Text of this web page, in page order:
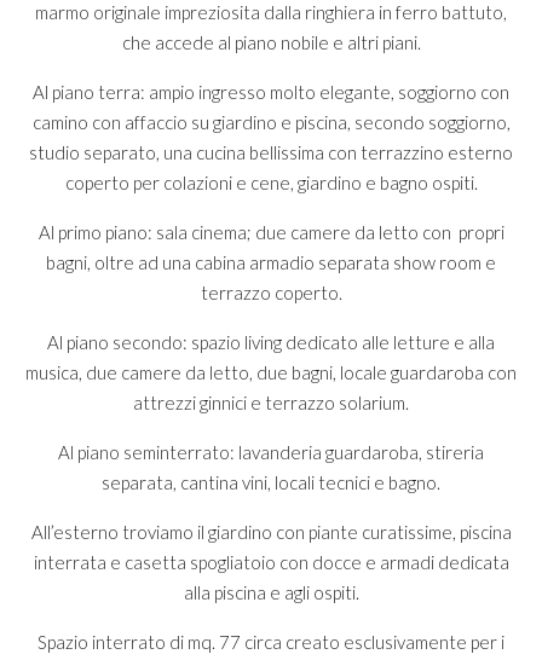
marmo originale impreziosita dalla ringhiera in ferro battuto,
che accede al piano nobile e altri piani.
Al piano terra: ampio ingresso molto elegante, soggiorno con
camino con affaccio su giardino e piscina, secondo soggiorno,
studio separato, una cucina bellissima con terrazzino esterno
coperto per colazioni e cene, giardino e bagno ospiti.
Al primo piano: sala cinema; due camere da letto con propri
bagni, oltre ad una cabina armadio separata show room e
terrazzo coperto.
Al piano secondo: spazio living dedicato alle letture e alla
musica, due camere da letto, due bagni, locale guardaroba con
attrezzi ginnici e terrazzo solarium.
Al piano seminterrato: lavanderia guardaroba, stireria
separata, cantina vini, locali tecnici e bagno.
All’esterno troviamo il giardino con piante curatissime, piscina
interrata e casetta spogliatoio con docce e armadi dedicata
alla piscina e agli ospiti.
Spazio interrato di mq. 77 circa creato esclusivamente per i